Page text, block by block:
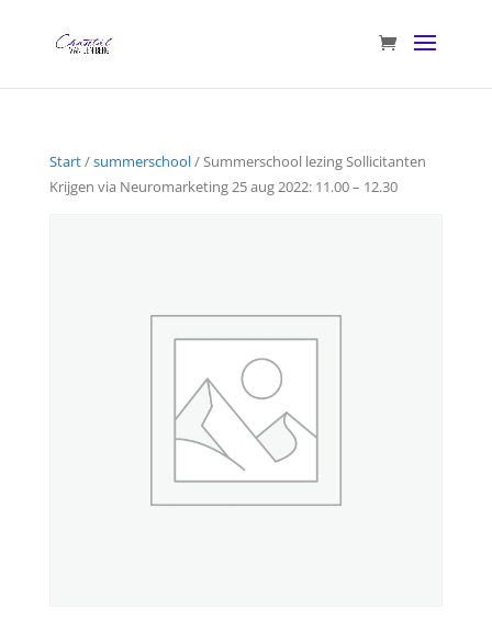
Start/summerschool/ Summerschool lezing Sollicitanten
Krijgen via Neuromarketing 25 aug 2022: 11.00 – 12.30